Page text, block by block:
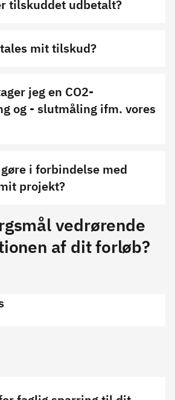
tilskuddet udbetalt?
mit tilskud?
jeg en CO2-
og - slutmåling ifm. vores
i forbindelse med
projekt?
vedrørende
af dit forløb?